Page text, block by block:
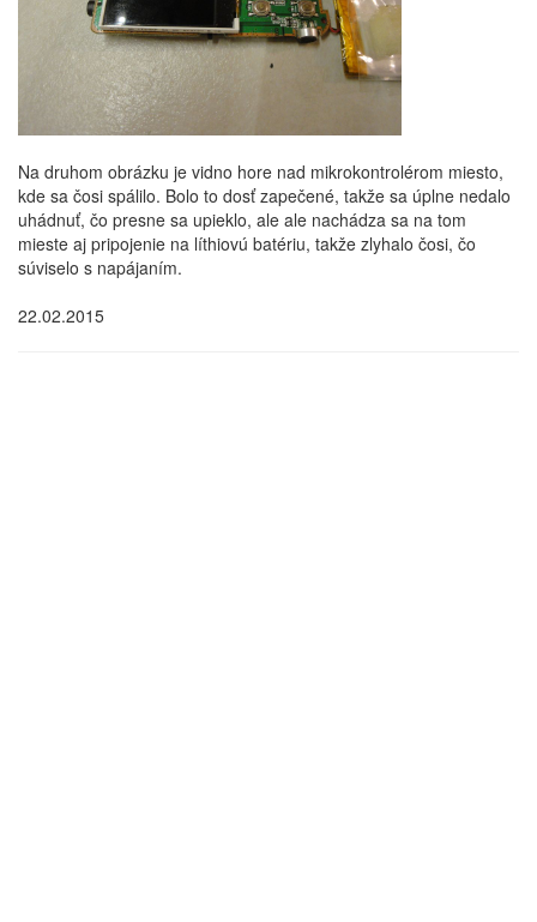
Na druhom obrázku je vidno hore nad mikrokontrolérom miesto,
kde sa čosi spálilo. Bolo to dosť zapečené, takže sa úplne nedalo
uhádnuť, čo presne sa upieklo, ale ale nachádza sa na tom
mieste aj pripojenie na líthiovú batériu, takže zlyhalo čosi, čo
súviselo s napájaním.
22.02.2015